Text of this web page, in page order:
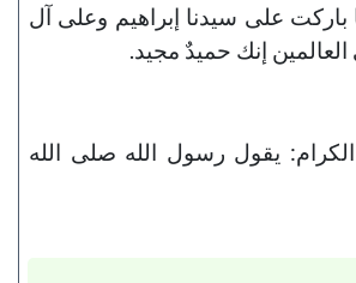
باركت على سيدنا إبراهيم وعلى آل
العالمين إنك حميدٌ مجيد.
الكرام: يقول رسول الله صلى الله